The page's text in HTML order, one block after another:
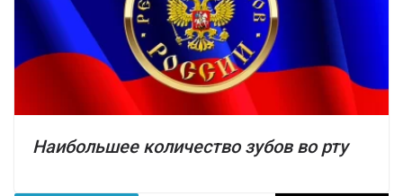
Наибольшее количество зубов во рту